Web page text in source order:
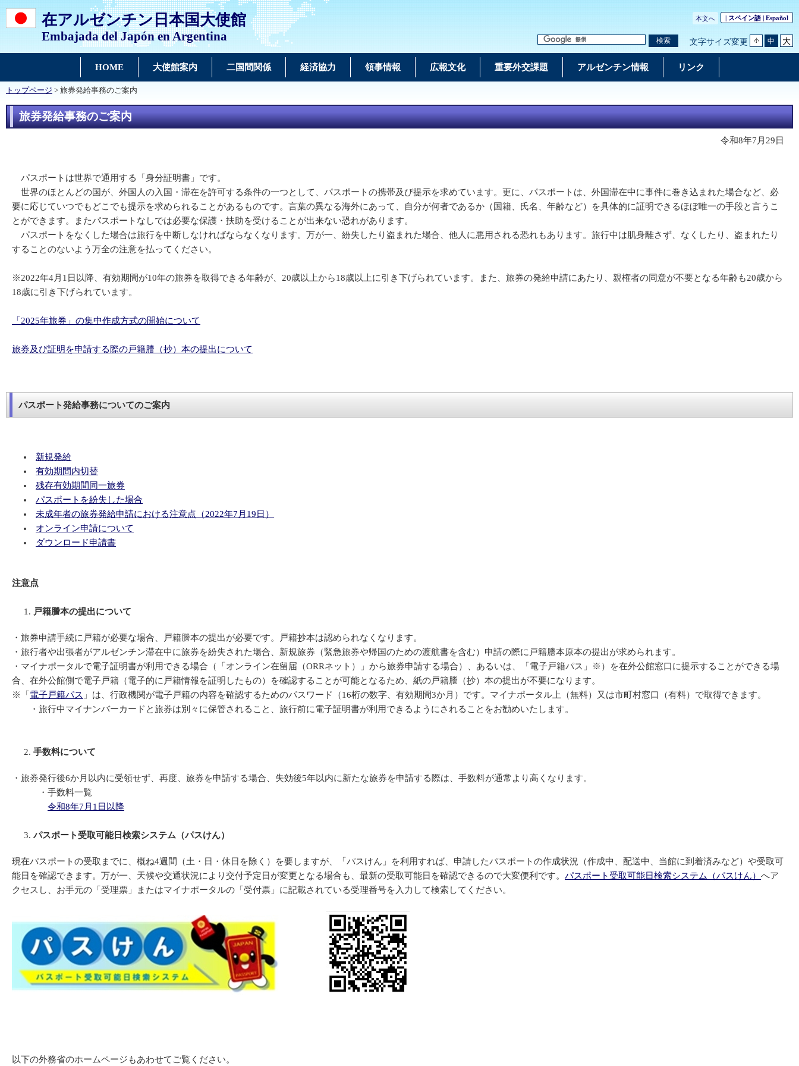
在アルゼンチン日本国大使館
Embajada del Japón en Argentina
本文へ | スペイン語 | Español
検索 文字サイズ変更 小 中 大
HOME 大使館案内 二国間関係 経済協力 領事情報 広報文化 重要外交課題 アルゼンチン情報 リンク
トップページ > 旅券発給事務のご案内
旅券発給事務のご案内
令和8年7月29日
パスポートは世界で通用する「身分証明書」です。
世界のほとんどの国が、外国人の入国・滞在を許可する条件の一つとして、パスポートの携帯及び提示を求めています。更に、パスポートは、外国滞在中に事件に巻き込まれた場合など、必
要に応じていつでもどこでも提示を求められることがあるものです。言葉の異なる海外にあって、自分が何者であるか（国籍、氏名、年齢など）を具体的に証明できるほぼ唯一の手段と言うこ
とができます。またパスポートなしでは必要な保護・扶助を受けることが出来ない恐れがあります。
パスポートをなくした場合は旅行を中断しなければならなくなります。万が一、紛失したり盗まれた場合、他人に悪用される恐れもあります。旅行中は肌身離さず、なくしたり、盗まれたり
することのないよう万全の注意を払ってください。
※2022年4月1日以降、有効期間が10年の旅券を取得できる年齢が、20歳以上から18歳以上に引き下げられています。また、旅券の発給申請にあたり、親権者の同意が不要となる年齢も20歳から
18歳に引き下げられています。
「2025年旅券」の集中作成方式の開始について
旅券及び証明を申請する際の戸籍謄（抄）本の提出について
パスポート発給事務についてのご案内
新規発給
有効期間内切替
残存有効期間同一旅券
パスポートを紛失した場合
未成年者の旅券発給申請における注意点（2022年7月19日）
オンライン申請について
ダウンロード申請書
注意点
戸籍謄本の提出について
・旅券申請手続に戸籍が必要な場合、戸籍謄本の提出が必要です。戸籍抄本は認められなくなります。
・旅行者や出張者がアルゼンチン滞在中に旅券を紛失された場合、新規旅券（緊急旅券や帰国のための渡航書を含む）申請の際に戸籍謄本原本の提出が求められます。
・マイナポータルで電子証明書が利用できる場合（「オンライン在留届（ORRネット）」から旅券申請する場合）、あるいは、「電子戸籍パス」※）を在外公館窓口に提示することができる場
合、在外公館側で電子戸籍（電子的に戸籍情報を証明したもの）を確認することが可能となるため、紙の戸籍謄（抄）本の提出が不要になります。
※「 電子戸籍パス 」は、行政機関が電子戸籍の内容を確認するためのパスワード（16桁の数字、有効期間3か月）です。マイナポータル上（無料）又は市町村窓口（有料）で取得できます。
・旅行中マイナンバーカードと旅券は別々に保管されること、旅行前に電子証明書が利用できるようにされることをお勧めいたします。
手数料について
・旅券発行後6か月以内に受領せず、再度、旅券を申請する場合、失効後5年以内に新たな旅券を申請する際は、手数料が通常より高くなります。
・手数料一覧
令和8年7月1日以降
パスポート受取可能日検索システム（パスけん）
現在パスポートの受取までに、概ね4週間（土・日・休日を除く）を要しますが、「パスけん」を利用すれば、申請したパスポートの作成状況（作成中、配送中、当館に到着済みなど）や受取可
能日を確認できます。万が一、天候や交通状況により交付予定日が変更となる場合も、最新の受取可能日を確認できるので大変便利です。 パスポート受取可能日検索システム（パスけん） へア
クセスし、お手元の「受理票」またはマイナポータルの「受付票」に記載されている受理番号を入力して検索してください。
以下の外務省のホームページもあわせてご覧ください。